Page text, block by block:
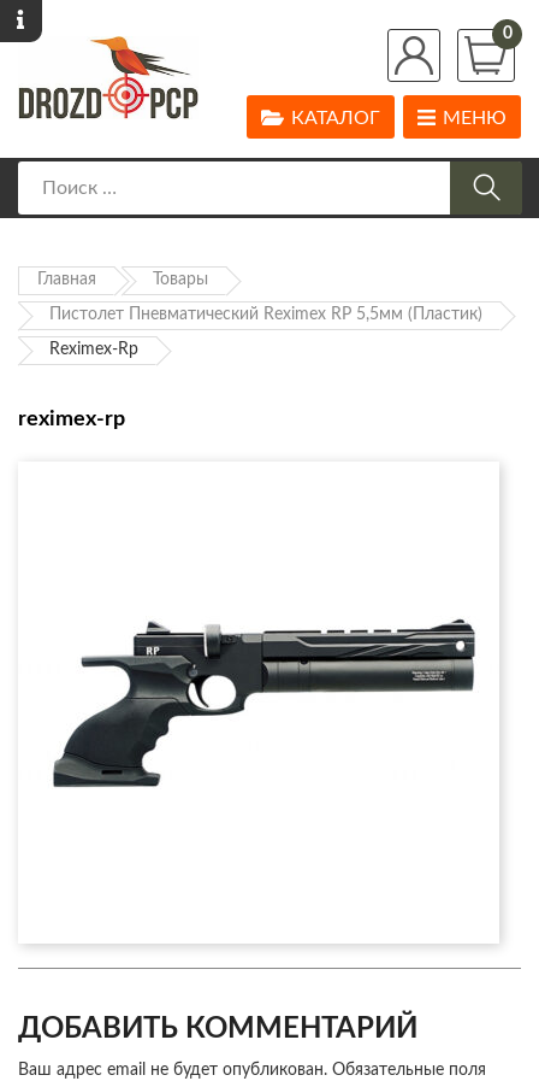
0
МЕНЮ
КАТАЛОГ
Главная Товары
Пистолет Пневматический Reximex RP 5,5мм (пластик)
Reximex-Rp
reximex-rp
ДОБАВИТЬ КОММЕНТАРИЙ
Ваш адрес email не будет опубликован. Обязательные поля